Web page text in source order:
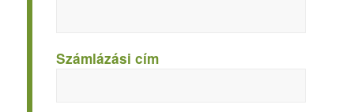
Számlázási cím